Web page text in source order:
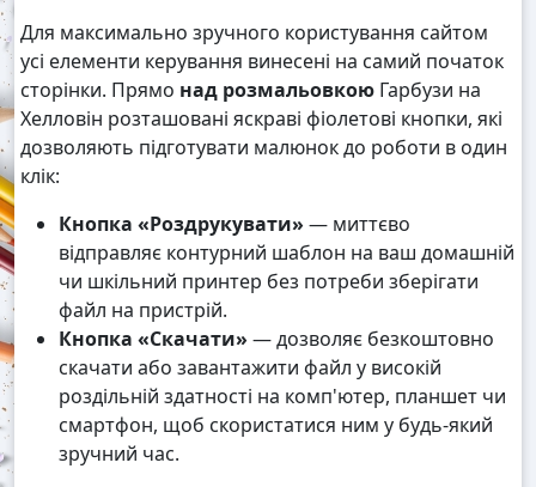
Для максимально зручного користування сайтом
усі елементи керування винесені на самий початок
сторінки. Прямо над розмальовкою Гарбузи на
Хелловін розташовані яскраві фіолетові кнопки, які
дозволяють підготувати малюнок до роботи в один
клік:
Кнопка «Роздрукувати» — миттєво
відправляє контурний шаблон на ваш домашній
чи шкільний принтер без потреби зберігати
файл на пристрій.
Кнопка «Скачати» — дозволяє безкоштовно
скачати або завантажити файл у високій
роздільній здатності на комп'ютер, планшет чи
смартфон, щоб скористатися ним у будь-який
зручний час.